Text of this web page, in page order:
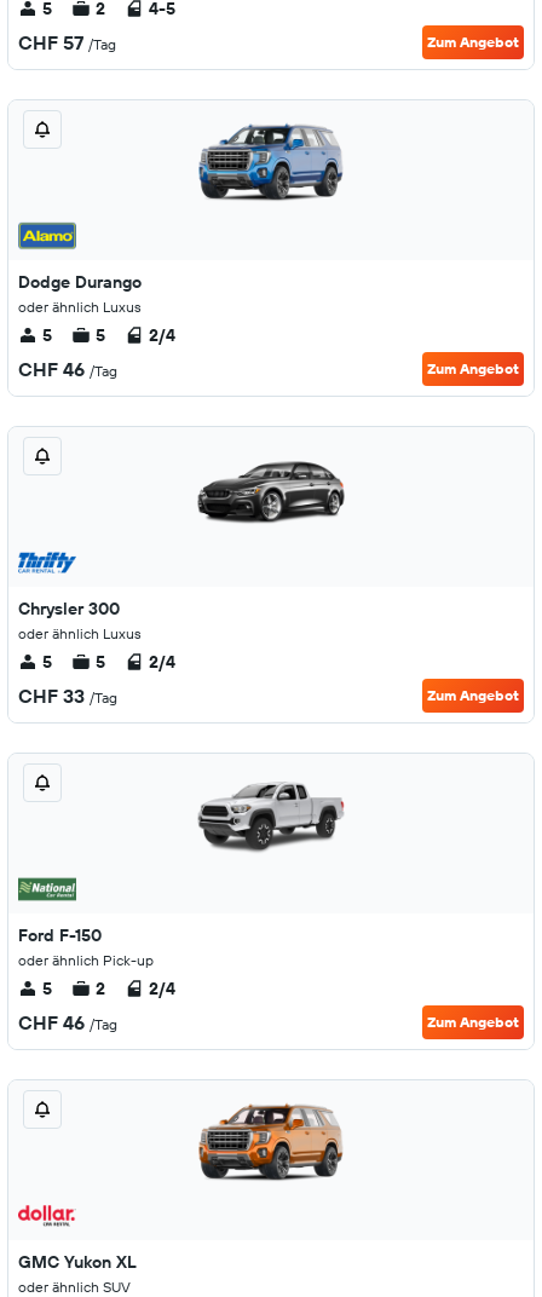
5 2 4-5
CHF 57 /Tag Zum Angebot
Dodge Durango
oder ähnlich Luxus
5 5 2/4
CHF 46 /Tag Zum Angebot
Chrysler 300
oder ähnlich Luxus
5 5 2/4
CHF 33 /Tag Zum Angebot
Ford F-150
oder ähnlich Pick-up
5 2 2/4
CHF 46 /Tag Zum Angebot
GMC Yukon XL
oder ähnlich SUV